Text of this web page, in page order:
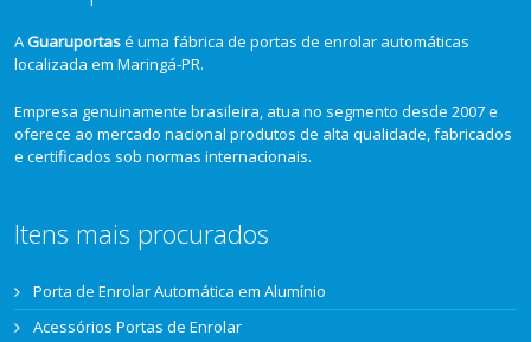
AGuaruportasé uma fábrica de portas de enrolar automáticas
localizada em Maringá-PR.
Empresa genuinamente brasileira, atua no segmento desde 2007 e
oferece ao mercado nacional produtos de alta qualidade, fabricados
e certificados sob normas internacionais.
Itens mais procurados
Porta de Enrolar Automática em Alumínio
Acessórios Portas de Enrolar